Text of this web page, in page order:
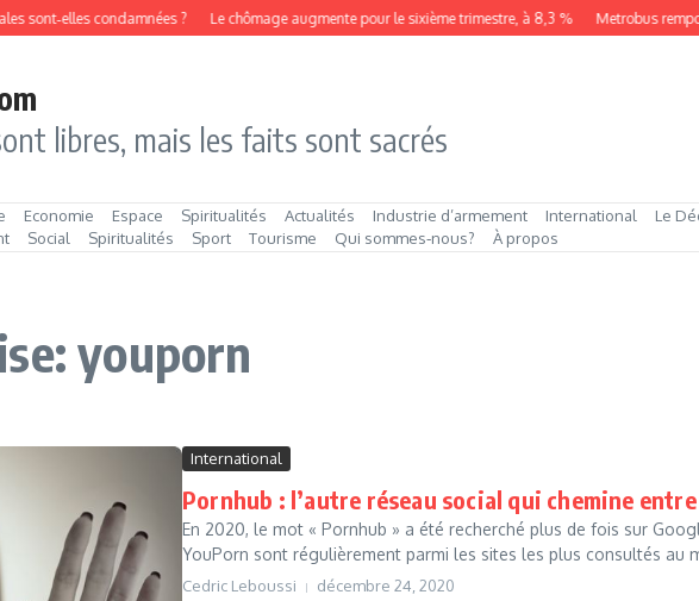
sont‑elles condamnées ? Le chômage augmente pour le sixième trimestre, à 8,3 % Metrobus
libres, mais les faits sont sacrés
Economie Espace Spiritualités Actualités Industrie d’armement International
Le
Social Spiritualités Sport Tourisme Qui sommes‑nous? À propos
youporn
International
Pornhub : l’autre réseau social qui chemine
En 2020, le mot « Pornhub » a été recherché plus de fois sur
YouPorn sont régulièrement parmi les sites les plus consultés au
Cedric Leboussi décembre 24, 2020